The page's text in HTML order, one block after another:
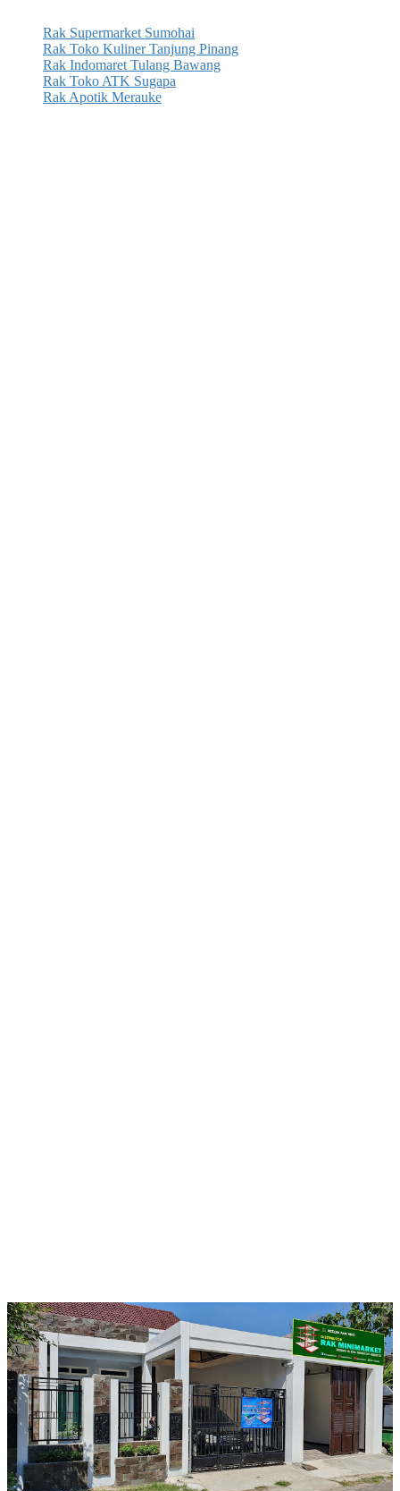
Rak Supermarket Sumohai
Rak Toko Kuliner Tanjung Pinang
Rak Indomaret Tulang Bawang
Rak Toko ATK Sugapa
Rak Apotik Merauke